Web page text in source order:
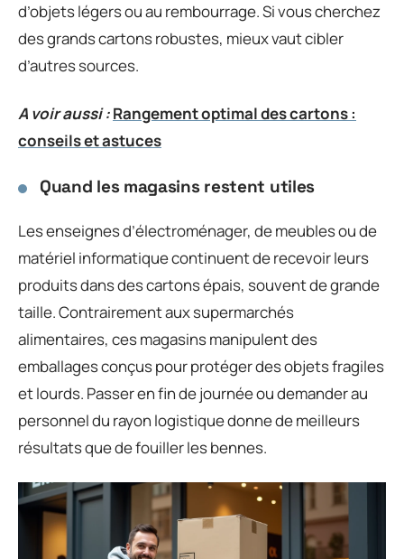
d’objets légers ou au rembourrage. Si vous cherchez
des grands cartons robustes, mieux vaut cibler
d’autres sources.
A voir aussi :Rangement optimal des cartons :
conseils et astuces
Quand les magasins restent utiles
Les enseignes d’électroménager, de meubles ou de
matériel informatique continuent de recevoir leurs
produits dans des cartons épais, souvent de grande
taille. Contrairement aux supermarchés
alimentaires, ces magasins manipulent des
emballages conçus pour protéger des objets fragiles
et lourds. Passer en fin de journée ou demander au
personnel du rayon logistique donne de meilleurs
résultats que de fouiller les bennes.